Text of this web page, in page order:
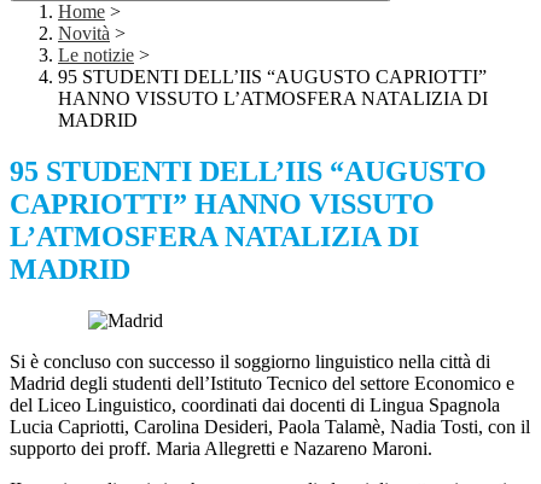
Home >
Novità >
Le notizie >
95 STUDENTI DELL’IIS “AUGUSTO CAPRIOTTI”
HANNO VISSUTO L’ATMOSFERA NATALIZIA DI
MADRID
95 STUDENTI DELL’IIS “AUGUSTO
CAPRIOTTI” HANNO VISSUTO
L’ATMOSFERA NATALIZIA DI
MADRID
Si è concluso con successo il soggiorno linguistico nella città di
Madrid degli studenti dell’Istituto Tecnico del settore Economico e
del Liceo Linguistico, coordinati dai docenti di Lingua Spagnola
Lucia Capriotti, Carolina Desideri, Paola Talamè, Nadia Tosti, con il
supporto dei proff. Maria Allegretti e Nazareno Maroni.